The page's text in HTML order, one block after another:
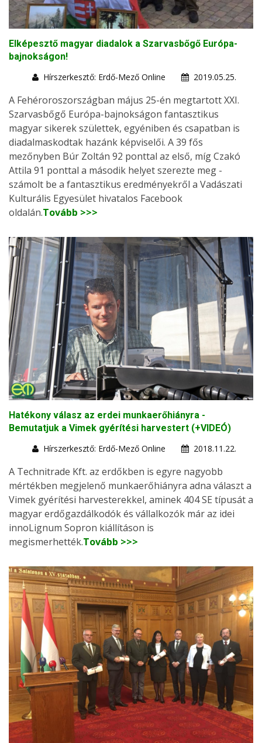
Elképesztő magyar diadalok a Szarvasbőgő Európa-
bajnokságon!
Hírszerkesztő: Erdő-Mező Online
2019.05.25.
A Fehéroroszországban május 25-én megtartott XXI.
Szarvasbőgő Európa-bajnokságon fantasztikus
magyar sikerek születtek, egyéniben és csapatban is
diadalmaskodtak hazánk képviselői. A 39 fős
mezőnyben Búr Zoltán 92 ponttal az első, míg Czakó
Attila 91 ponttal a második helyet szerezte meg -
számolt be a fantasztikus eredményekről a Vadászati
Kulturális Egyesület hivatalos Facebook
oldalán.Tovább >>>
Hatékony válasz az erdei munkaerőhiányra -
Bemutatjuk a Vimek gyérítési harvestert (+VIDEÓ)
Hírszerkesztő: Erdő-Mező Online
2018.11.22.
A Technitrade Kft. az erdőkben is egyre nagyobb
mértékben megjelenő munkaerőhiányra adna választ a
Vimek gyérítési harvesterekkel, aminek 404 SE típusát a
magyar erdőgazdálkodók és vállalkozók már az idei
innoLignum Sopron kiállításon is
megismerhették.Tovább >>>